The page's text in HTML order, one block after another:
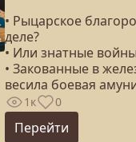
• Рыцарское
деле?
• Или знатные
• Закованные в
весила боевая
1к 0
Перейти